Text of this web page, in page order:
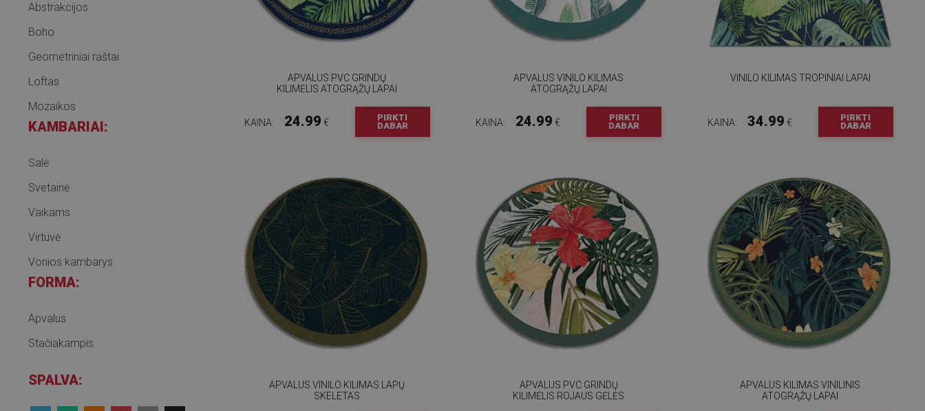
Abstrakcijos
Boho
Geometriniai raštai
Loftas
Mozaikos
KAMBARIAI:
Salė
Svetainė
Vaikams
Virtuvė
Vonios kambarys
FORMA:
Apvalus
Stačiakampis
SPALVA:
APVALUS PVC GRINDŲ
KILIMĖLIS ATOGRĄŽŲ LAPAI
KAINA: 24.99 €
PIRKTI
DABAR
APVALUS VINILO KILIMAS
ATOGRĄŽŲ LAPAI
KAINA: 24.99 €
PIRKTI
DABAR
VINILO KILIMAS TROPINIAI LAPAI
KAINA: 34.99 €
PIRKTI
DABAR
APVALUS VINILO KILIMAS LAPŲ
SKELETAS
APVALUS PVC GRINDŲ
KILIMĖLIS ROJAUS GĖLĖS
APVALUS KILIMAS VINILINIS
ATOGRĄŽŲ LAPAI